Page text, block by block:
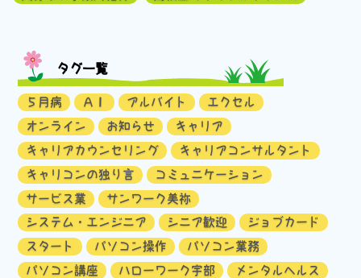
タグ一覧
５月病 ＡＩ アルバイト
エクセル
オンライン
お知らせ
キャリア
キャリアカウンセリング
キャリアコンサルタント
キャリコンの独り言
コミュニケーション
サービス業
サンワーク美祢
システム・エンジニア
シニア歓迎
ジョブカード
スタート
パソコン操作
パソコン業務
パソコン講座
ハローワーク宇部
メンタルヘルス